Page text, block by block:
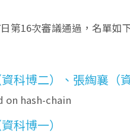
第16次審議通過，名單如
科博二）、張綯襄（資
on hash-chain
科博一）